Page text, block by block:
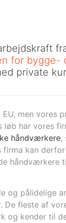
for bygge-
private
EU, men vores
løb har vores
håndværkere,
firma kan
håndværkere
og pålidelige
De fleste af
og kender til